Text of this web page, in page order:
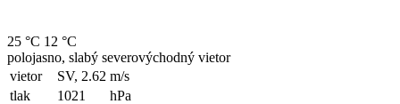
25 °C 12 °C
polojasno, slabý severovýchodný vietor
vietor
SV, 2.62 m/s
tlak
1021
hPa